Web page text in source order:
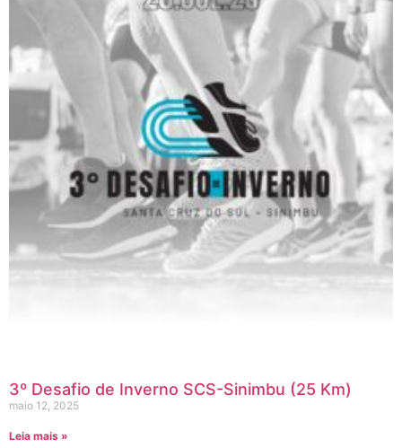
3º Desafio de Inverno SCS-Sinimbu (25 Km)
maio 12, 2025
Leia mais »